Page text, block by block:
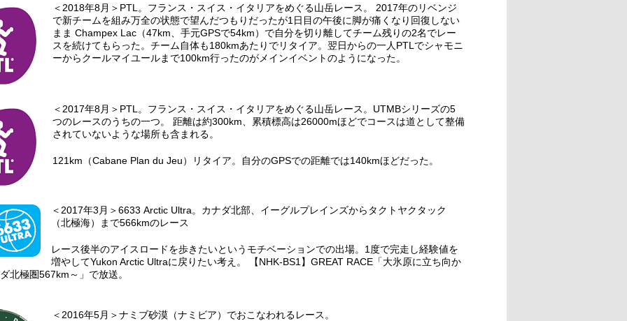
＜2018年8月＞PTL。フランス・スイス・イタリアをめぐる山岳レース。 2017年のリベンジ
で新チームを組み万全の状態で望んだつもりだったが1日目の午後に脚が痛くなり回復しない
まま Champex Lac（47km、手元GPSで54km）で自分を切り離してチーム残りの2名でレー
スを続けてもらった。チーム自体も180kmあたりでリタイア。翌日からの一人PTLでシャモニ
ーからクールマイユールまで100km行ったのがメインイベントのようになった。
＜2017年8月＞PTL。フランス・スイス・イタリアをめぐる山岳レース。UTMBシリーズの5
つのレースのうちの一つ。 距離は約300km、累積標高は26000mほどでコースは道として整備
されていないような場所も含まれる。
121km（Cabane Plan du Jeu）リタイア。自分のGPSでの距離では140kmほどだった。
＜2017年3月＞6633 Arctic Ultra。カナダ北部、イーグルプレインズからタクトヤクタック
（北極海）まで566kmのレース
レース後半のアイスロードを歩きたいというモチベーションでの出場。1度で完走し経験値を
増やしてYukon Arctic Ultraに戻りたい考え。 【NHK-BS1】GREAT RACE「大氷原に立ち向か
北極圏567km～」で放送。
＜2016年5月＞ナミブ砂漠（ナミビア）でおこなわれるレース。